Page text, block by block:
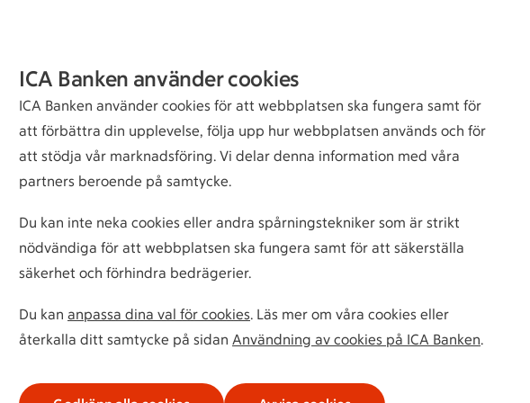
Kundservice Bli bankkund
ICA Banken använder cookies
ICA Banken använder cookies för att webbplatsen ska fungera samt för
att förbättra din upplevelse, följa upp hur webbplatsen används och för
att stödja vår marknadsföring. Vi delar denna information med våra
partners beroende på samtycke.
Du kan inte neka cookies eller andra spårningstekniker som är strikt
nödvändiga för att webbplatsen ska fungera samt för att säkerställa
säkerhet och förhindra bedrägerier.
Du kan anpassa dina val för cookies. Läs mer om våra cookies eller
återkalla ditt samtycke på sidan Användning av cookies på ICA Banken.